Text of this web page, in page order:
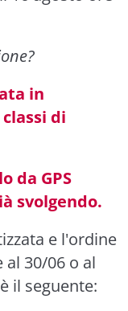
in
di
da GPS
svolgendo.
e l'ordine
30/06 o al
il seguente: